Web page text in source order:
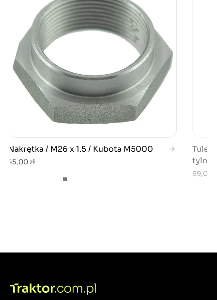
Nakrętka / M26 x 1.5 / Kubota M5000
45,00 zł
99,00